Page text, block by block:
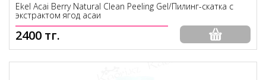
Ekel Acai Berry Natural Clean Peeling Gel/Пилинг-скатка с
экстрактом ягод асаи
2400 тг.